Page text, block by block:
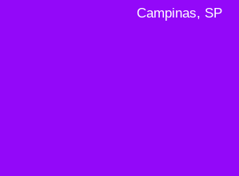
Campinas, SP